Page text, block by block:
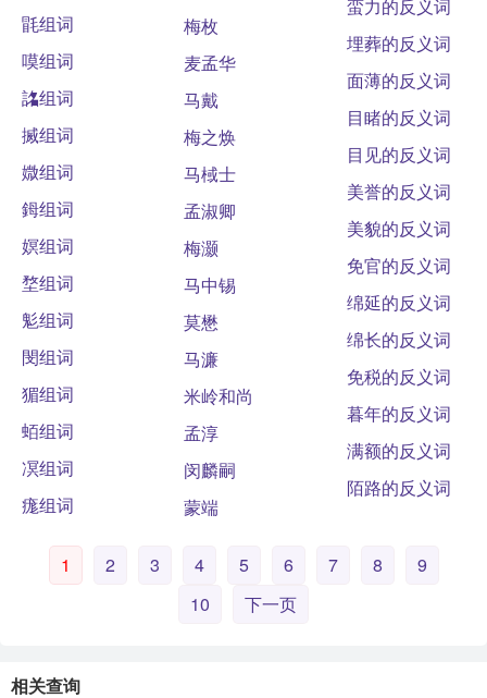
毷组词
嗼组词
詺组词
搣组词
媺组词
鉧组词
嫇组词
堥组词
鬽组词
閔组词
猸组词
蛨组词
凕组词
痝组词
梅枚
麦孟华
马戴
梅之焕
马棫士
孟淑卿
梅灏
马中锡
莫懋
马濂
米岭和尚
孟淳
闵麟嗣
蒙端
蛮力的反义词
埋葬的反义词
面薄的反义词
目睹的反义词
目见的反义词
美誉的反义词
美貌的反义词
免官的反义词
绵延的反义词
绵长的反义词
免税的反义词
暮年的反义词
满额的反义词
陌路的反义词
1 2 3 4 5 6 7 8
9
10
下一页
相关查询